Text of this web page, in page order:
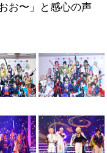
お〜」と感心の声